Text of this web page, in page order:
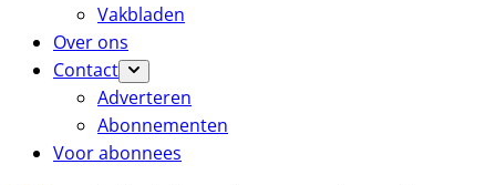
Vakbladen
Over ons
Contact
Adverteren
Abonnementen
Voor abonnees